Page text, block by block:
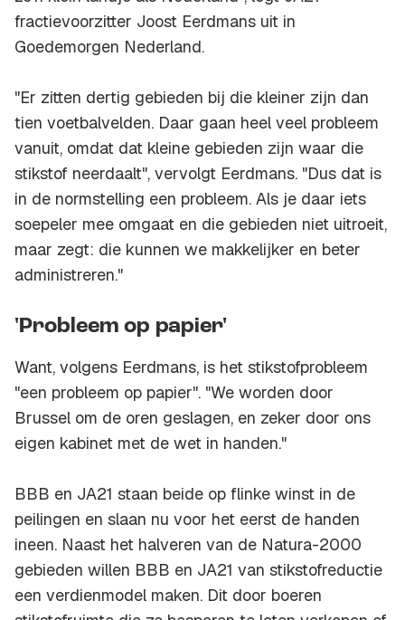
fractievoorzitter Joost Eerdmans uit in
Goedemorgen Nederland.
"Er zitten dertig gebieden bij die kleiner zijn dan
tien voetbalvelden. Daar gaan heel veel probleem
vanuit, omdat dat kleine gebieden zijn waar die
stikstof neerdaalt", vervolgt Eerdmans. "Dus dat is
in de normstelling een probleem. Als je daar iets
soepeler mee omgaat en die gebieden niet uitroeit,
maar zegt: die kunnen we makkelijker en beter
administreren."
'Probleem op papier'
Want, volgens Eerdmans, is het stikstofprobleem
"een probleem op papier". "We worden door
Brussel om de oren geslagen, en zeker door ons
eigen kabinet met de wet in handen."
BBB en JA21 staan beide op flinke winst in de
peilingen en slaan nu voor het eerst de handen
ineen. Naast het halveren van de Natura-2000
gebieden willen BBB en JA21 van stikstofreductie
een verdienmodel maken. Dit door boeren